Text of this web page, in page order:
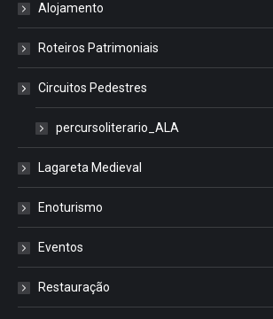
Alojamento
Roteiros Patrimoniais
Circuitos Pedestres
percursoliterario_ALA
Lagareta Medieval
Enoturismo
Eventos
Restauração